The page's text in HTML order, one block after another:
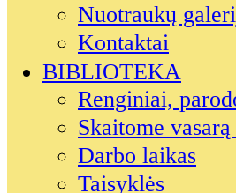
Nuotraukų
Kontaktai
BIBLIOTEKA
Renginiai,
Skaitome
Darbo laikas
Taisyklės